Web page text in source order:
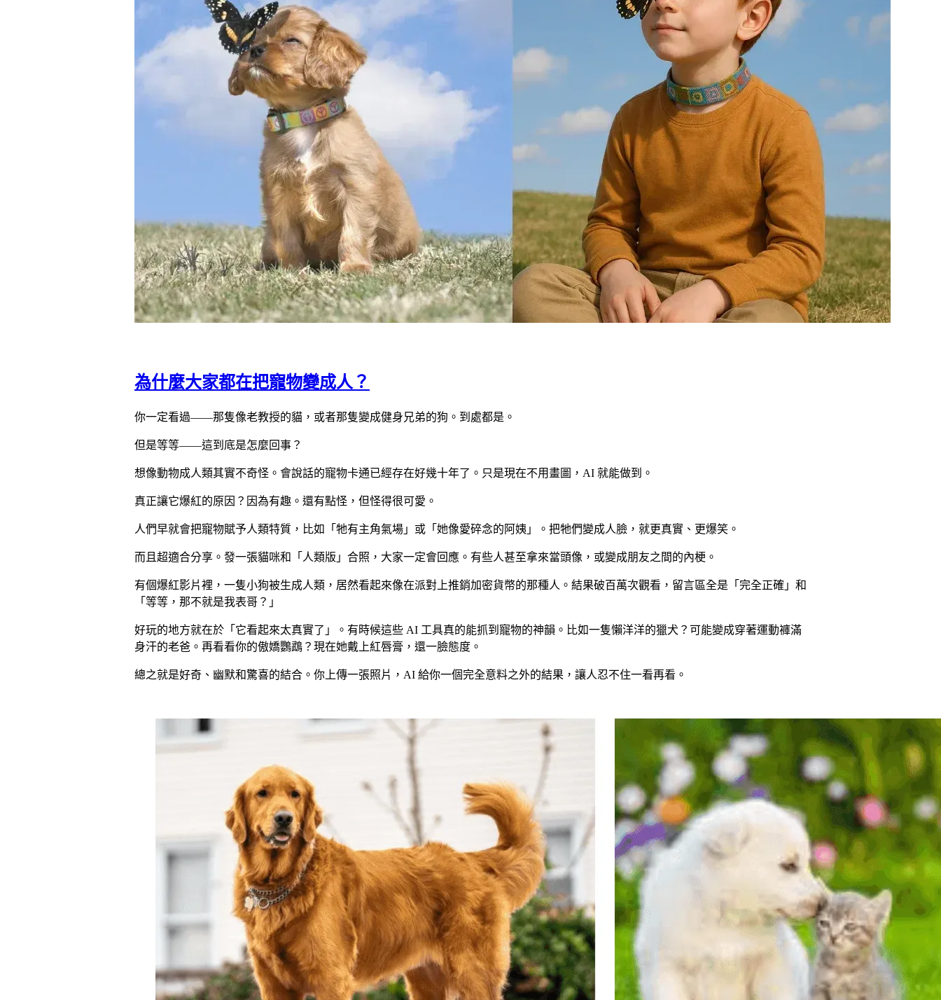
為什麼大家都在把寵物變成人？
你一定看過——那隻像老教授的貓，或者那隻變成健身兄弟的狗。到處都是。
但是等等——這到底是怎麼回事？
想像動物成人類其實不奇怪。會說話的寵物卡通已經存在好幾十年了。只是現在不用畫圖，AI 就能做到。
真正讓它爆紅的原因？因為有趣。還有點怪，但怪得很可愛。
人們早就會把寵物賦予人類特質，比如「牠有主角氣場」或「她像愛碎念的阿姨」。把牠們變成人臉，就更真實、更爆笑。
而且超適合分享。發一張貓咪和「人類版」合照，大家一定會回應。有些人甚至拿來當頭像，或變成朋友之間的內梗。
有個爆紅影片裡，一隻小狗被生成人類，居然看起來像在派對上推銷加密貨幣的那種人。結果破百萬次觀看，留言區全是「完全正確」和
「等等，那不就是我表哥？」
好玩的地方就在於「它看起來太真實了」。有時候這些 AI 工具真的能抓到寵物的神韻。比如一隻懶洋洋的獵犬？可能變成穿著運動褲滿
身汗的老爸。再看看你的傲嬌鸚鵡？現在她戴上紅唇膏，還一臉態度。
總之就是好奇、幽默和驚喜的結合。你上傳一張照片，AI 給你一個完全意料之外的結果，讓人忍不住一看再看。